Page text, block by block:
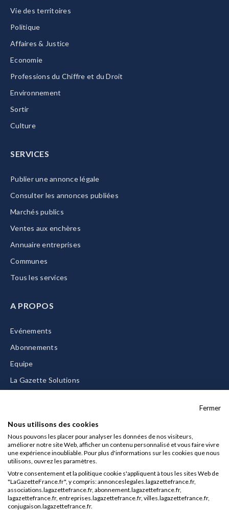
Vie des territoires
Politique
Affaires & Justice
Economie
Professions du Chiffre et du Droit
Environnement
Sortir
Culture
SERVICES
Publier une annonce légale
Consulter les annonces publiées
Marchés publics
Ventes aux enchères
Annuaire entreprises
Communes
Tous les services
A PROPOS
Evénements
Abonnements
Equipe
La Gazette Solutions
Mentions légales
CGU/CGV
Données personnelles
Charte sur les cookies
Fermer
Nous utilisons des cookies
Nous pouvons les placer pour analyser les données de nos visiteurs,
améliorer notre site Web, afficher un contenu personnalisé et vous faire vivre
une expérience inoubliable. Pour plus d'informations sur les cookies que nous
utilisons, ouvrez les paramètres.
Votre consentement et la politique cookie s'appliquent à tous les sites Web de
"LaGazetteFrance.fr", y compris: annonceslegales.lagazettefrance.fr,
associations.lagazettefrance.fr, abonnement.lagazettefrance.fr,
lagazettefrance.fr, entreprises.lagazettefrance.fr, villes.lagazettefrance.fr,
conjugaison.lagazettefrance.fr.